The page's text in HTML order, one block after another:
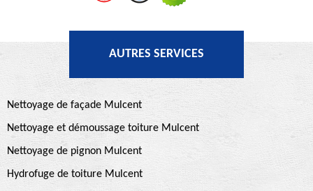
AUTRES SERVICES
Nettoyage de façade Mulcent
Nettoyage et démoussage toiture Mulcent
Nettoyage de pignon Mulcent
Hydrofuge de toiture Mulcent